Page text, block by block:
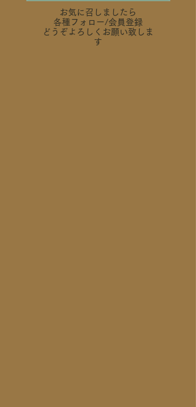
お気に召しましたら
各種フォロー/会員登録
どうぞよろしくお願い致しま
す